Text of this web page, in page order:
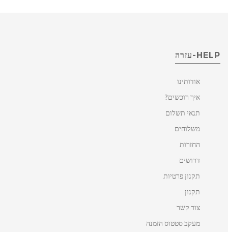
HELP-עזרה
אודותינו
איך רוכשים?
תנאי תשלום
משלוחים
החזרות
דרושים
תקנון פרטיות
תקנון
צור קשר
מעקב סטטוס הזמנה